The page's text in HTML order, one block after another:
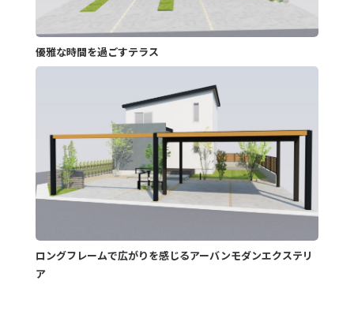
優雅な時間を過ごすテラス
ロングフレームで広がりを感じるアーバンモダンエクステリ
ア